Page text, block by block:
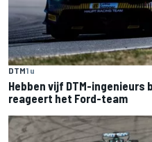
DTM1 u
Hebben vijf DTM-ingenieurs
reageert het Ford-team